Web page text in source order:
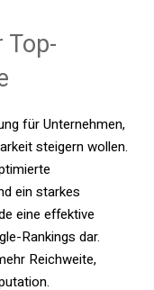
Top-
für Unternehmen,
steigern wollen.
ein starkes
eine effektive
Rankings dar.
Reichweite,